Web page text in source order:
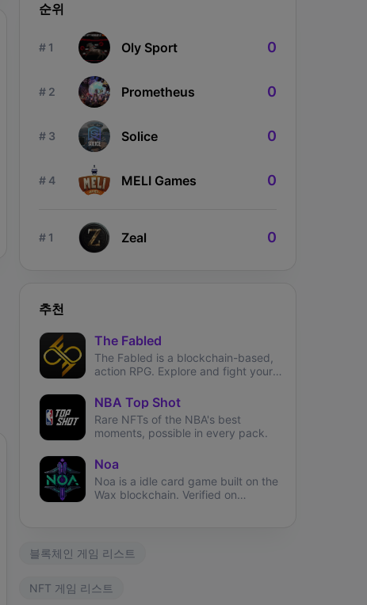
Kingdom Karnage
순위
# 1 Oly Sport 0
# 2 Prometheus 0
# 3 Solice 0
# 4 MELI Games 0
# 1 Zeal 0
추천
The Fabled
The Fabled is a blockchain-based,
action RPG. Explore and fight your
NBA Top Shot
Rare NFTs of the NBA's best
moments, possible in every pack.
Noa
Noa is a idle card game built on the
Wax blockchain. Verified on
블록체인 게임 리스트
NFT 게임 리스트